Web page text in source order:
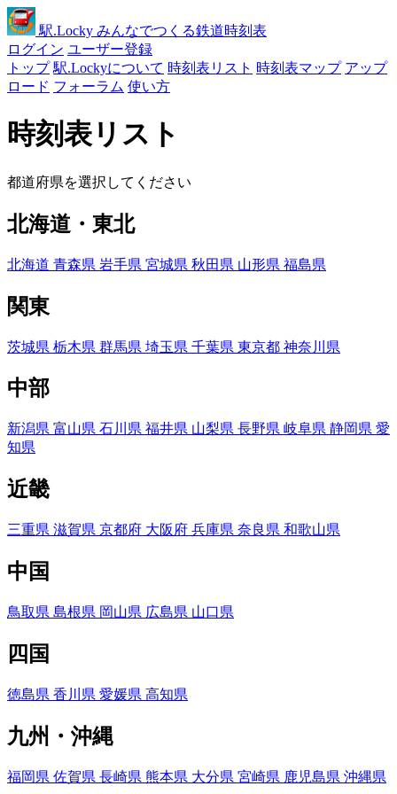
駅.Locky みんなでつくる鉄道時刻表
ログイン ユーザー登録
トップ 駅.Lockyについて 時刻表リスト 時刻表マップ アップ
ロード フォーラム 使い方
時刻表リスト
都道府県を選択してください
北海道・東北
北海道 青森県 岩手県 宮城県 秋田県 山形県 福島県
関東
茨城県 栃木県 群馬県 埼玉県 千葉県 東京都 神奈川県
中部
新潟県 富山県 石川県 福井県 山梨県 長野県 岐阜県 静岡県 愛
知県
近畿
三重県 滋賀県 京都府 大阪府 兵庫県 奈良県 和歌山県
中国
鳥取県 島根県 岡山県 広島県 山口県
四国
徳島県 香川県 愛媛県 高知県
九州・沖縄
福岡県 佐賀県 長崎県 熊本県 大分県 宮崎県 鹿児島県 沖縄県